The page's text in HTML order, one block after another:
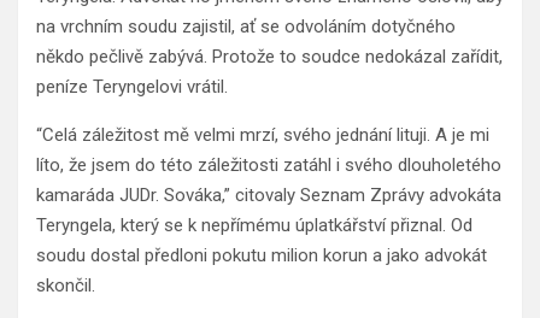
na vrchním soudu zajistil, ať se odvoláním dotyčného
někdo pečlivě zabývá. Protože to soudce nedokázal zařídit,
peníze Teryngelovi vrátil.
“Celá záležitost mě velmi mrzí, svého jednání lituji. A je mi
líto, že jsem do této záležitosti zatáhl i svého dlouholetého
kamaráda JUDr. Sováka,” citovaly Seznam Zprávy advokáta
Teryngela, který se k nepřímému úplatkářství přiznal. Od
soudu dostal předloni pokutu milion korun a jako advokát
skončil.